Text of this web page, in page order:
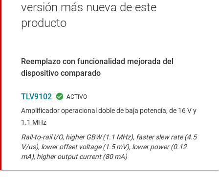
versión más nueva de este
producto
Reemplazo con funcionalidad mejorada del
dispositivo comparado
TLV9102
Amplificador operacional doble de baja potencia, de 16 V y
1.1 MHz
Rail-to-rail I/O, higher GBW (1.1 MHz), faster slew rate (4.5
V/us), lower offset voltage (1.5 mV), lower power (0.12
mA), higher output current (80 mA)